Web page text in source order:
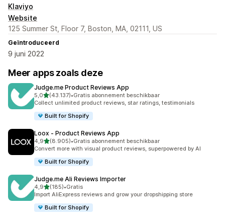
Klaviyo
Website
125 Summer St, Floor 7, Boston, MA, 02111, US
Geïntroduceerd
9 juni 2022
Meer apps zoals deze
Judge.me Product Reviews App
5,0van 5 sterren
(43.137)
43137 recensies in totaal
•Gratis abonnement beschikbaar
Collect unlimited product reviews, star ratings, testimonials
Built for Shopify
Loox ‑ Product Reviews App
4,9van 5 sterren
(8.905)
8905 recensies in totaal
•Gratis abonnement beschikbaar
Convert more with visual product reviews, superpowered by AI
Built for Shopify
Judge.me Ali Reviews Importer
4,9van 5 sterren
(185)
185 recensies in totaal
•Gratis
Import AliExpress reviews and grow your dropshipping store
Built for Shopify